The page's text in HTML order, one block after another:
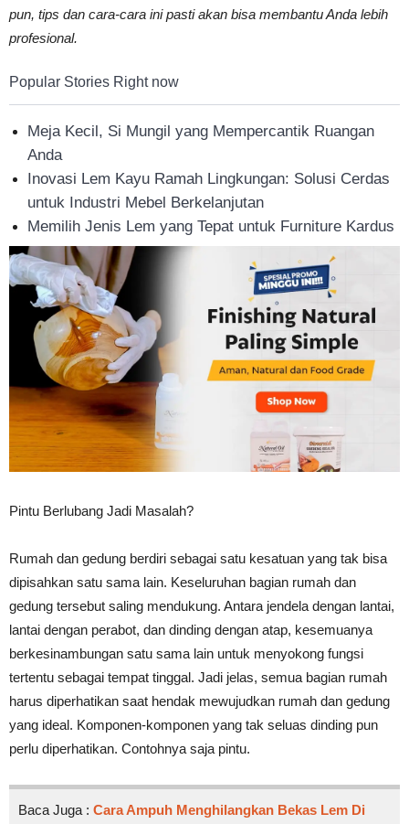
&
Lama
pun, tips dan cara-cara ini pasti akan bisa membantu Anda lebih
profesional.
Popular Stories Right now
Meja Kecil, Si Mungil yang Mempercantik Ruangan
Anda
Inovasi Lem Kayu Ramah Lingkungan: Solusi Cerdas
untuk Industri Mebel Berkelanjutan
Memilih Jenis Lem yang Tepat untuk Furniture Kardus
Pintu Berlubang Jadi Masalah?
Rumah dan gedung berdiri sebagai satu kesatuan yang tak bisa
dipisahkan satu sama lain. Keseluruhan bagian rumah dan
gedung tersebut saling mendukung. Antara jendela dengan lantai,
lantai dengan perabot, dan dinding dengan atap, kesemuanya
berkesinambungan satu sama lain untuk menyokong fungsi
tertentu sebagai tempat tinggal. Jadi jelas, semua bagian rumah
harus diperhatikan saat hendak mewujudkan rumah dan gedung
yang ideal. Komponen-komponen yang tak seluas dinding pun
perlu diperhatikan. Contohnya saja pintu.
Baca Juga : Cara Ampuh Menghilangkan Bekas Lem Di